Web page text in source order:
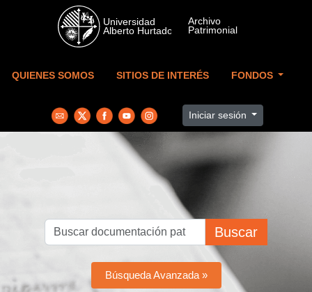
Skip to main content
QUIENES SOMOS SITIOS DE INTERÉS FONDOS
Iniciar sesión
Buscar
Búsqueda Avanzada »